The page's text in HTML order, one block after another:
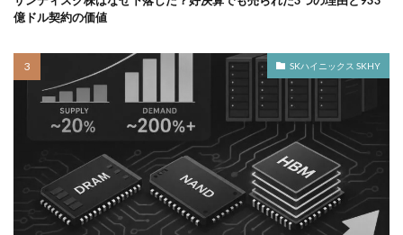
億ドル契約の価値
SKハイニックス SKHY